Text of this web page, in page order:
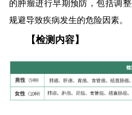
的肿瘤进行早期预防，包括调
规避导致疾病发生的危险因素。
【检测内容】